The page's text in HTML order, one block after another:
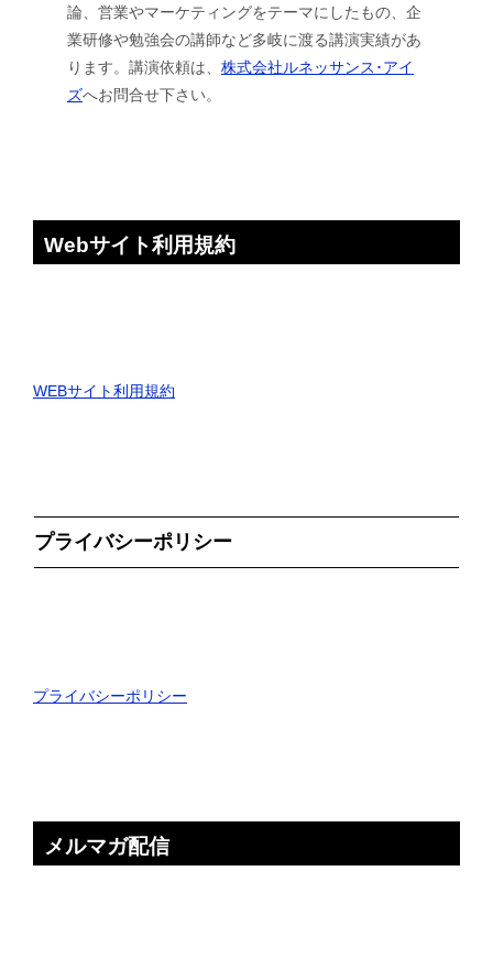
論、営業やマーケティングをテーマにしたもの、企
業研修や勉強会の講師など多岐に渡る講演実績があ
ります。講演依頼は、株式会社ルネッサンス･アイ
ズへお問合せ下さい。
Webサイト利用規約
WEBサイト利用規約
プライバシーポリシー
プライバシーポリシー
メルマガ配信